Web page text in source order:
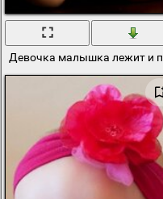
Девочка малышка лежит и